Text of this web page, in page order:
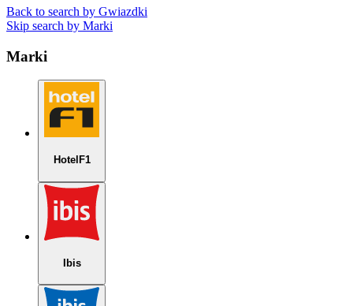
Back to search by Gwiazdki
Skip search by Marki
Marki
HotelF1
Ibis